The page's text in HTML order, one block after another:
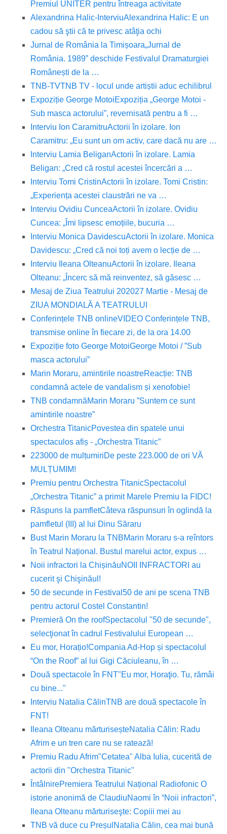
Premiul UNITER pentru întreaga activitate
Alexandrina Halic-InterviuAlexandrina Halic: E un
cadou să ştii că te privesc atâţia ochi
Jurnal de România la Timișoara„Jurnal de
România. 1989” deschide Festivalul Dramaturgiei
Românești de la …
TNB-TVTNB TV - locul unde artiștii aduc echilibrul
Expoziție George MotoiExpoziția „George Motoi -
Sub masca actorului”, revernisată pentru a fi …
Interviu Ion CaramitruActorii în izolare. Ion
Caramitru: „Eu sunt un om activ, care dacă nu are …
Interviu Lamia BeliganActorii în izolare. Lamia
Beligan: „Cred că rostul acestei încercări a …
Interviu Tomi CristinActorii în izolare. Tomi Cristin:
„Experiența acestei claustrări ne va …
Interviu Ovidiu CunceaActorii în izolare. Ovidiu
Cuncea: „Îmi lipsesc emoțiile, bucuria …
Interviu Monica DavidescuActorii în izolare. Monica
Davidescu: „Cred că noi toți avem o lecție de …
Interviu Ileana OlteanuActorii în izolare. Ileana
Olteanu: „Încerc să mă reinventez, să găsesc …
Mesaj de Ziua Teatrului 202027 Martie - Mesaj de
ZIUA MONDIALĂ A TEATRULUI
Conferințele TNB onlineVIDEO Conferințele TNB,
transmise online în fiecare zi, de la ora 14.00
Expoziție foto George MotoiGeorge Motoi / ”Sub
masca actorului”
Marin Moraru, amintirile noastreReacție: TNB
condamnă actele de vandalism și xenofobie!
TNB condamnăMarin Moraru ”Suntem ce sunt
amintirile noastre”
Orchestra TitanicPovestea din spatele unui
spectaculos afiș - „Orchestra Titanic”
223000 de mulțumiriDe peste 223.000 de ori VĂ
MULȚUMIM!
Premiu pentru Orchestra TitanicSpectacolul
„Orchestra Titanic” a primit Marele Premiu la FIDC!
Răspuns la pamfletCâteva răspunsuri în oglindă la
pamfletul (III) al lui Dinu Săraru
Bust Marin Moraru la TNBMarin Moraru s-a reîntors
în Teatrul Național. Bustul marelui actor, expus …
Noii infractori la ChișinăuNOII INFRACTORI au
cucerit şi Chişinăul!
50 de secunde in Festival 50 de ani pe scena TNB
pentru actorul Costel Constantin!
Premieră On the roofSpectacolul "50 de secunde",
selecţionat în cadrul Festivalului European …
Eu mor, Horațio!Compania Ad-Hop și spectacolul
“On the Roof” al lui Gigi Căciuleanu, în …
Două spectacole în FNT"Eu mor, Horaţio. Tu, rămâi
cu bine..."
Interviu Natalia CălinTNB are două spectacole în
FNT!
Ileana Olteanu mărturiseșteNatalia Călin: Radu
Afrim e un tren care nu se ratează!
Premiu Radu Afrim"Cetatea" Alba Iulia, cucerită de
actorii din "Orchestra Titanic"
ÎntâlnirePremiera Teatrului Național Radiofonic O
istorie anonimă de ClaudiuNaomi în “Noii infractori”,
Ileana Olteanu mărturiseşte: Copiii mei au
TNB vă duce cu Preșul Natalia Călin, cea mai bună